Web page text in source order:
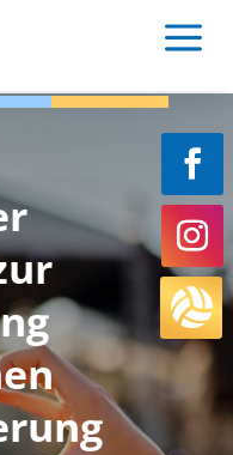
a
